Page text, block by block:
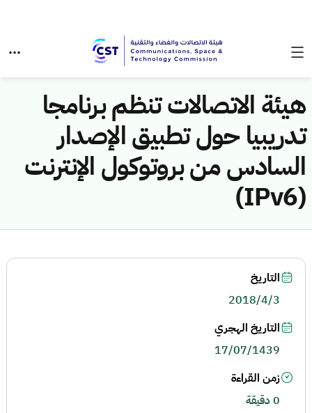
هيئة الاتصالات تنظم برنامجا
تدريبيا حول تطبيق الإصدار
السادس من بروتوكول الإنترنت
(IPv6)
التاريخ
2018/4/3
التاريخ الهجري
17/07/1439
زمن القراءة
0 دقيقة